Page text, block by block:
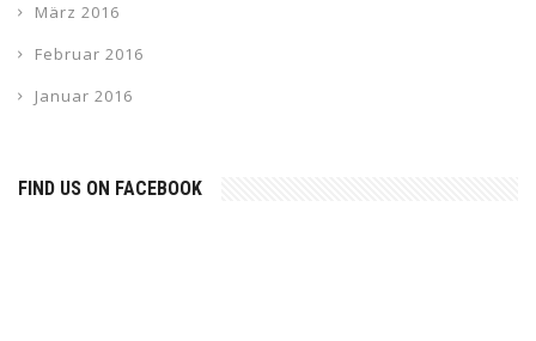
März 2016
Februar 2016
Januar 2016
FIND US ON FACEBOOK